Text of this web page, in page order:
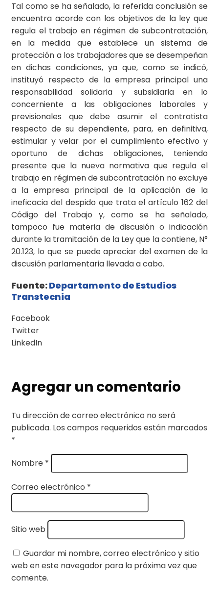
Tal como se ha señalado, la referida conclusión se
encuentra acorde con los objetivos de la ley que
regula el trabajo en régimen de subcontratación,
en la medida que establece un sistema de
protección a los trabajadores que se desempeñan
en dichas condiciones, ya que, como se indicó,
instituyó respecto de la empresa principal una
responsabilidad solidaria y subsidiaria en lo
concerniente a las obligaciones laborales y
previsionales que debe asumir el contratista
respecto de su dependiente, para, en definitiva,
estimular y velar por el cumplimiento efectivo y
oportuno de dichas obligaciones, teniendo
presente que la nueva normativa que regula el
trabajo en régimen de subcontratación no excluye
a la empresa principal de la aplicación de la
ineficacia del despido que trata el artículo 162 del
Código del Trabajo y, como se ha señalado,
tampoco fue materia de discusión o indicación
durante la tramitación de la Ley que la contiene, N°
20.123, lo que se puede apreciar del examen de la
discusión parlamentaria llevada a cabo.
Fuente:Departamento de Estudios
Transtecnia
Facebook
Twitter
LinkedIn
Agregar un comentario
Tu dirección de correo electrónico no será
publicada. Los campos requeridos están marcados
*
Nombre *
Correo electrónico *
Sitio web
Guardar mi nombre, correo electrónico y sitio
web en este navegador para la próxima vez que
comente.